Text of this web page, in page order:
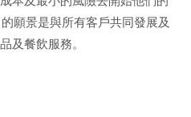
願景是與所有客戶共同發展及
及餐飲服務。